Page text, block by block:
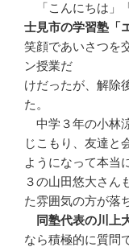
「こんにちは」
士見市の学習塾「
笑顔であいさつを
ン授業だ
けだったが、解除
た。
中学３年の小林
じこもり、友達と
ようになって本当
３の山田悠大さん
た雰囲気の方が落
同塾代表の川上
なら積極的に質問